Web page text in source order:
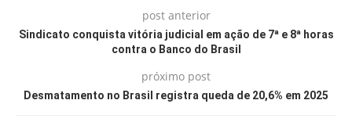
post anterior
Sindicato conquista vitória judicial em ação de 7ª e 8ª horas
contra o Banco do Brasil
próximo post
Desmatamento no Brasil registra queda de 20,6% em 2025